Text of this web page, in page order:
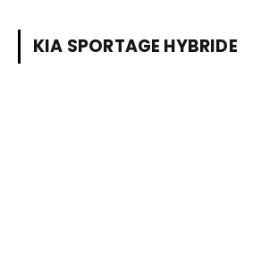
KIA SPORTAGE HYBRIDE